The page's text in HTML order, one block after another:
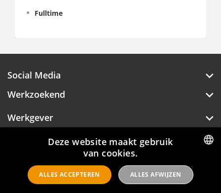
Fulltime
Social Media
Werkzoekend
Werkgever
Over Hotelprofessionals
Hotelprofessionals
DUTCH
ENGLISH
Deze website maakt gebruik
van cookies.
ALLES ACCEPTEREN ALLES AFWIJZEN